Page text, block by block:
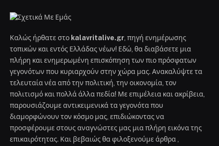
Καλώς ήρθατε στο kalavritalive.gr , πηγή ενημέρωσης
τοπικών και εντός Ελλάδας νέων! Εδώ, θα διαβάσετε μια
πλήρη και ενημερωμένη επισκόπηση των πιο πρόσφατων
γεγονότων που κυριαρχούν στην χώρα μας. Ανακαλύψτε τα
τελευταία νέα από την πολιτική, την οικονομία, τον
πολιτισμό και πολλά άλλα πεδία! Με επιμέλεια και ακρίβεια,
παρουσιάζουμε αντικειμενικά τα γεγονότα που
διαμορφώνουν τον κόσμο μας, επιδιώκοντας να
προσφέρουμε στους αναγνώστες μας μια πλήρη εικόνα της
επικαιρότητας. Και βεβαιώς θα φιλοξενούμε άρθρα ,